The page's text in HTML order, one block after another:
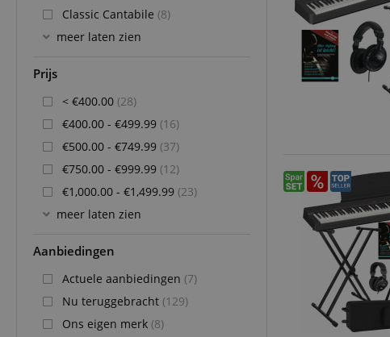
Classic Cantabile (8)
meer laten zien
Prijs
< €400.00 (28)
€400.00 - €499.99 (16)
€500.00 - €749.99 (37)
€750.00 - €999.99 (12)
€1,000.00 - €1,499.99 (23)
meer laten zien
Aanbiedingen
Actuele aanbiedingen (7)
Nu teruggebracht (129)
Ons eigen merk (8)